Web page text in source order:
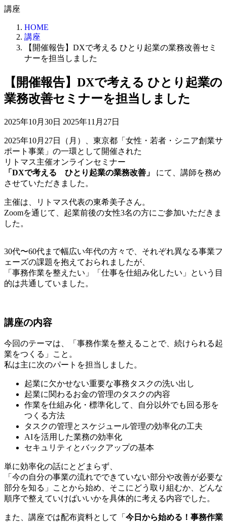
コ
ッ
プ
ナ
移
動
講座
HOME
講座
【開催報告】DXで考える ひとり起業の業務改善セミ
ナーを担当しました
【開催報告】DXで考える ひとり起業の
業務改善セミナーを担当しました
2025年10月30日 最
更
新
日
時
:
2025年11月27日
2025年10月27日（月）、東京都「女性・若者・シニア創業サ
ポート事業」の一環として開催された
リトマス主催オンラインセミナー
「DXで考える ひとり起業の業務改善」
にて、講師を務め
させていただきました。
主催は、リトマス代表の東希美子さん。
Zoomを通じて、起業前後の女性3名の方にご参加いただきま
した。
30代〜60代まで幅広い年代の方々で、それぞれ異なる事業フ
ェーズの課題を抱えておられましたが、
「事務作業を整えたい」「仕事を仕組み化したい」という目
的は共通していました。
講座の内容
今回のテーマは、
「事務作業を整えることで、続けられる起
業をつくる」
こと。
私は主に次のパートを担当しました。
起業に欠かせない重要な事務タスクの洗い出し
起業に関わるお金の管理のタスクの内容
作業を仕組み化・標準化して、自分以外でも回る形を
つくる方法
タスクの管理とスケジュール管理の効率化の工夫
AIを活用した業務の効率化
セキュリティとバックアップの基本
単に効率化の話にとどまらず、
「今の自分の事業の流れでできていない部分や改善が必要な
部分を知る」ことから始め、そこにどう取り組むか、どんな
順序で整えていけばいいかを具体的に考える内容でした。
また、講座では配布資料として「 今日から始める！事務作業